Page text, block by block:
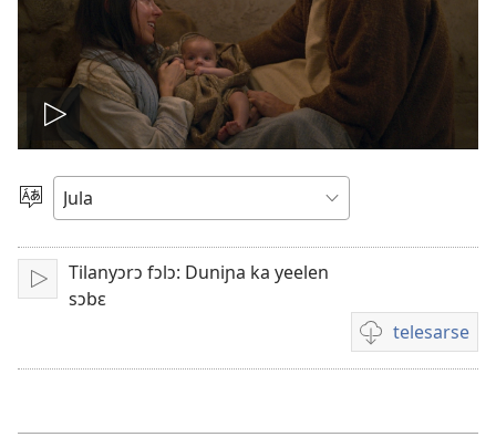
Play
video
Kaan
sugandi
A
Tilanyɔrɔ fɔlɔ: Duniɲa ka yeelen
sɔbɛ
telesarse
Videwow
telesarse